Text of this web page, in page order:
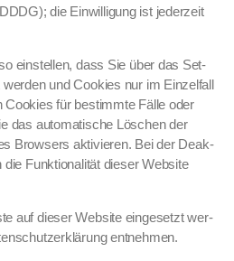
die Ein­willi­gung ist jed­erzeit
ein­stellen, dass Sie über das Set­
und Cook­ies nur im Einzelfall
Cook­ies für bes­timmte Fälle oder
das automa­tis­che Löschen der
Browsers aktivieren. Bei der Deak­
Funk­tion­al­ität dieser Web­site
auf dieser Web­site einge­set­zt wer­
ent­nehmen.